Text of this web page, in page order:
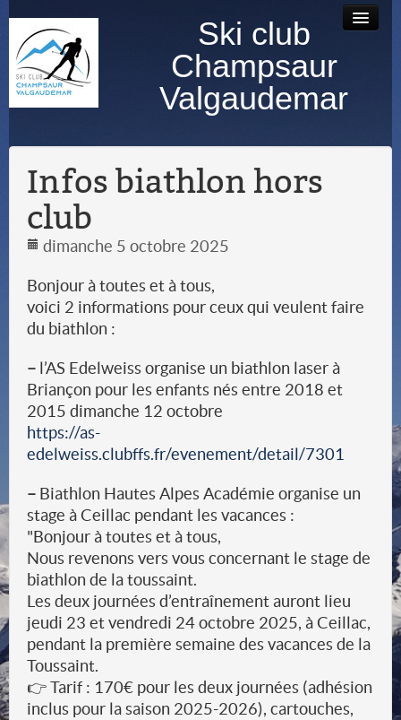
Ski club
Champsaur
Valgaudemar
Accueil Contact
photos
Infos biathlon hors
club
dimanche 5 octobre 2025
Bonjour à toutes et à tous,
voici 2 informations pour ceux qui veulent faire
du biathlon :
– l’AS Edelweiss organise un biathlon laser à
Briançon pour les enfants nés entre 2018 et
2015 dimanche 12 octobre
https://as-
edelweiss.clubffs.fr/evenement/detail/7301
– Biathlon Hautes Alpes Académie organise un
stage à Ceillac pendant les vacances :
"Bonjour à toutes et à tous,
Nous revenons vers vous concernant le stage de
biathlon de la toussaint.
Les deux journées d’entraînement auront lieu
jeudi 23 et vendredi 24 octobre 2025, à Ceillac,
pendant la première semaine des vacances de la
Toussaint.
👉 Tarif : 170€ pour les deux journées (adhésion
inclus pour la saison 2025-2026), cartouches,